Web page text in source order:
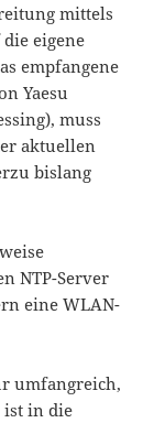
mittels
eigene
empfangene
Yaesu
muss
aktuellen
bislang
NTP-Server
eine WLAN-
umfangreich,
ist in die